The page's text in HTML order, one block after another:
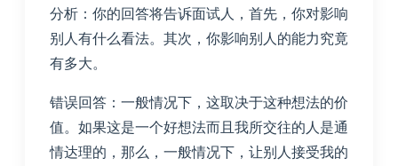
分析：你的回答将告诉面试人，首先，你对影响
别人有什么看法。其次，你影响别人的能力究竟
有多大。
错误回答：一般情况下，这取决于这种想法的价
值。如果这是一个好想法而且我所交往的人是通
情达理的，那么，一般情况下，让别人接受我的